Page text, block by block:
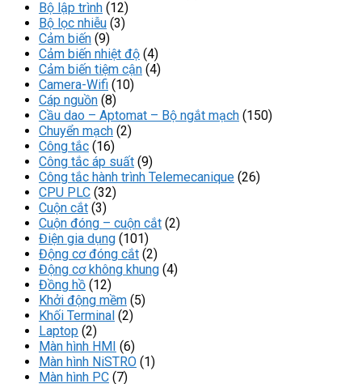
Bộ lập trình (12)
Bộ lọc nhiễu (3)
Cảm biến (9)
Cảm biến nhiệt độ (4)
Cảm biến tiệm cận (4)
Camera-Wifi (10)
Cáp nguồn (8)
Cầu dao – Aptomat – Bộ ngắt mạch (150)
Chuyển mạch (2)
Công tắc (16)
Công tắc áp suất (9)
Công tắc hành trình Telemecanique (26)
CPU PLC (32)
Cuộn cắt (3)
Cuộn đóng – cuộn cắt (2)
Điện gia dụng (101)
Động cơ đóng cắt (2)
Động cơ không khung (4)
Đồng hồ (12)
Khởi động mềm (5)
Khối Terminal (2)
Laptop (2)
Màn hình HMI (6)
Màn hình NiSTRO (1)
Màn hình PC (7)